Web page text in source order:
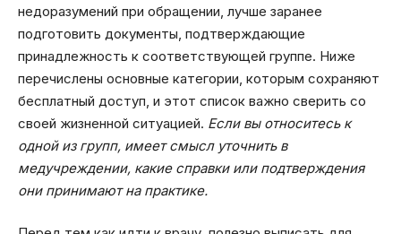
недоразумений при обращении, лучше заранее
подготовить документы, подтверждающие
принадлежность к соответствующей группе. Ниже
перечислены основные категории, которым сохраняют
бесплатный доступ, и этот список важно сверить со
своей жизненной ситуацией. Если вы относитесь к
одной из групп, имеет смысл уточнить в
медучреждении, какие справки или подтверждения
они принимают на практике.